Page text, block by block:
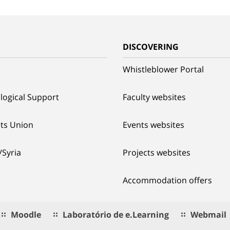
Support
Union
DISCOVERING
Whistleblower Portal
Faculty websites
Events websites
Projects websites
Accommodation offers
Moodle Laboratório de e.Learning Webmail